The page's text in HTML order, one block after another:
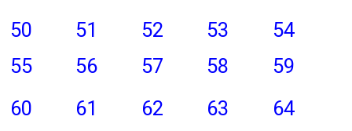
50
51 52 53
54
55
56 57 58
59
60
61 62 63
64